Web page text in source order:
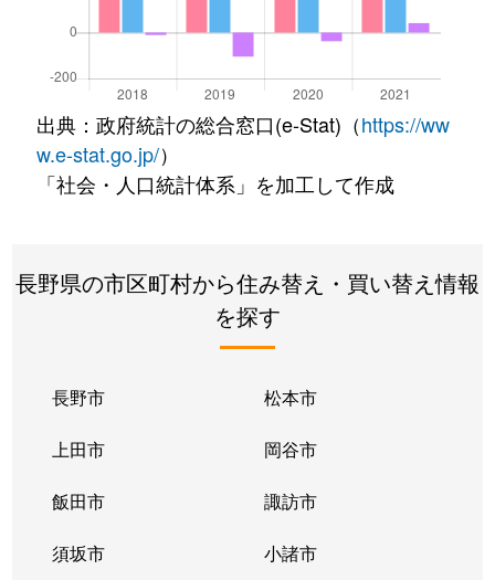
出典：政府統計の総合窓口(e-Stat)（https://ww
w.e-stat.go.jp/）
「社会・人口統計体系」を加工して作成
長野県の市区町村から住み替え・買い替え情報
を探す
長野市 松本市
上田市 岡谷市
飯田市 諏訪市
須坂市 小諸市